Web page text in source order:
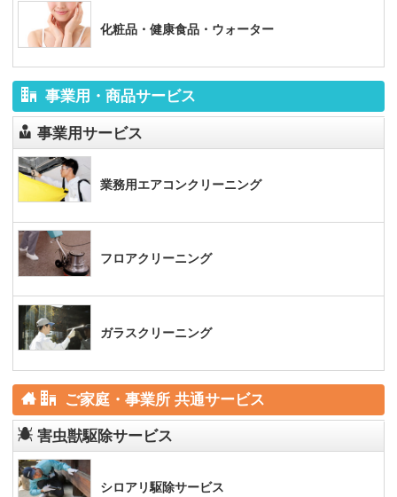
化粧品・健康食品・ウォーター
事業用・商品サービス
事業用サービス
業務用エアコンクリーニング
フロアクリーニング
ガラスクリーニング
ご家庭・事業所 共通サービス
害虫獣駆除サービス
シロアリ駆除サービス